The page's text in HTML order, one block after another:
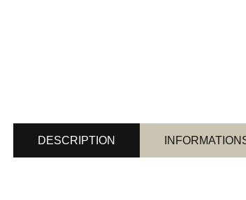
DESCRIPTION